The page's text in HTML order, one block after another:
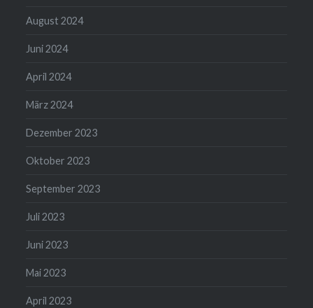
August 2024
Juni 2024
April 2024
März 2024
Dezember 2023
Oktober 2023
September 2023
Juli 2023
Juni 2023
Mai 2023
April 2023